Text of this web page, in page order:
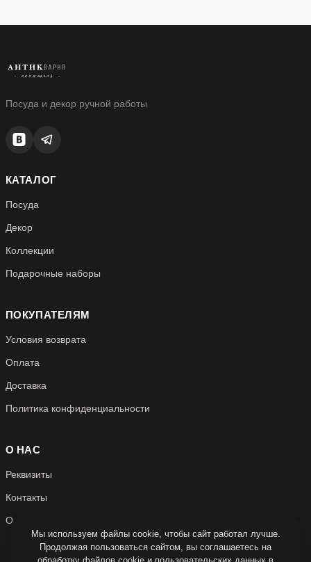
Посуда и декор ручной работы
КАТАЛОГ
Посуда
Декор
Коллекции
Подарочные наборы
ПОКУПАТЕЛЯМ
Условия возврата
Оплата
Доставка
Политика конфиденциальности
О НАС
Реквизиты
Контакты
О нас
Мы используем файлы cookie, чтобы сайт работал лучше.
Продолжая пользоваться сайтом, вы соглашаетесь на